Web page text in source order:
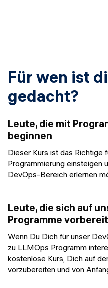
Für wen ist
gedacht?
Leute, die mit
beginnen
Dieser Kurs ist das Richtige
Programmierung einsteigen
DevOps-Bereich erlernen
Leute, die sich auf
Programme
Wenn Du Dich für unser
zu LLMOps Programm
kostenlose Kurs, Dich auf
vorzubereiten und von